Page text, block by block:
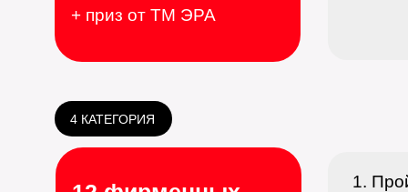
+ приз от ТМ ЭРА
4 КАТЕГОРИЯ